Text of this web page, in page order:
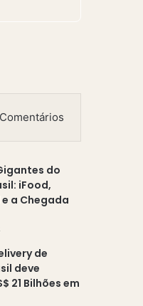
Comentários
do
iFood,
a Chegada
de
deve
21 Bilhões em